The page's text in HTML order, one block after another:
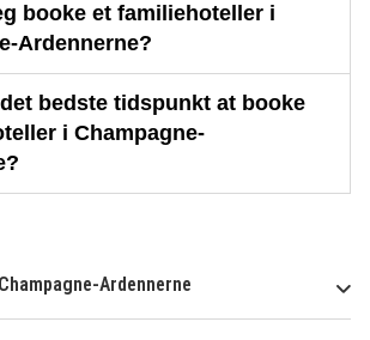
booke et familiehoteller i
Ardennerne?
bedste tidspunkt at booke
i Champagne-
Ardennerne